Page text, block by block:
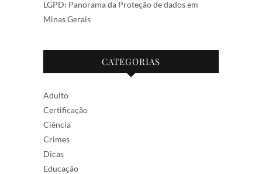
LGPD: Panorama da Proteção de dados em
Minas Gerais
CATEGORIAS
Adulto
Certificação
Ciência
Crimes
Dicas
Educação